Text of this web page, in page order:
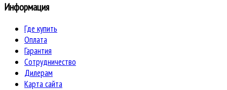
Информация
Где купить
Оплата
Гарантия
Сотрудничество
Дилерам
Карта сайта